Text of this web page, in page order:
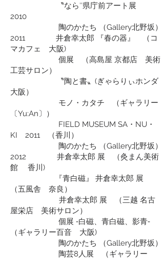
〝なら″県庁前アート展
2010
陶のかたち （Gallery北野坂）
2011 井倉幸太郎 『春の器』 （コ
マカフェ 大阪)
個展 （高島屋 京都店 美術
工芸サロン）
〝陶と書〟(ぎゃらりぃホンダ
大阪）
モノ・カタチ （ギャラリー
〔Yu:An〕）
FIELD MUSEUM SA・NU・
KI 2011 （香川）
陶のかたち （Gallery北野坂）
2012 井倉幸太郎 展 （灸まん美術
館 香川)
『青白磁』 井倉幸太郎 展
（五風舎 奈良）
井倉幸太郎 展 （三越 名古
屋栄店 美術サロン）
個展 ‐白磁、青白磁、影青‐
（ギャラリー百音 大阪)
陶のかたち （Gallery北野坂）
陶芸8人展 （ギャラリー